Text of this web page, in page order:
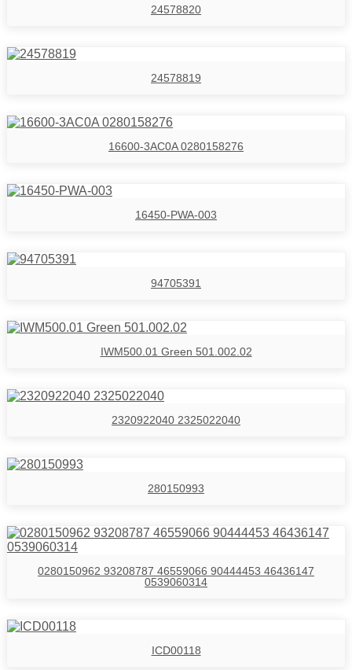
24578820
24578819
16600-3AC0A 0280158276
16450-PWA-003
94705391
IWM500.01 Green 501.002.02
2320922040 2325022040
280150993
0280150962 93208787 46559066 90444453 46436147
0539060314
ICD00118